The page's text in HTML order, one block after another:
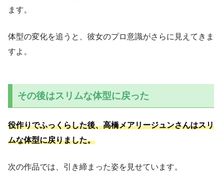
ます。
体型の変化を追うと、彼女のプロ意識がさらに見えてきま
すよ。
その後はスリムな体型に戻った
役作りでふっくらした後、高橋メアリージュンさんはスリ
ムな体型に戻りました。
次の作品では、引き締まった姿を見せています。